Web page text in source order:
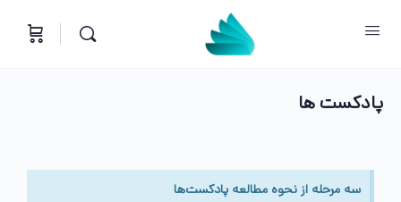
پادکست ها
سه مرحله از نحوه مطالعه پادکست‌ها